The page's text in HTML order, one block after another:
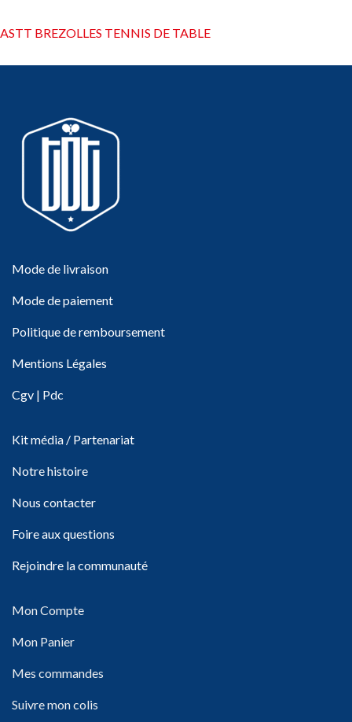
ASTT BREZOLLES TENNIS DE TABLE
Mode de livraison
Mode de paiement
Politique de remboursement
Mentions Légales
Cgv | Pdc
Kit média / Partenariat
Notre histoire
Nous contacter
Foire aux questions
Rejoindre la communauté
Mon Compte
Mon Panier
Mes commandes
Suivre mon colis